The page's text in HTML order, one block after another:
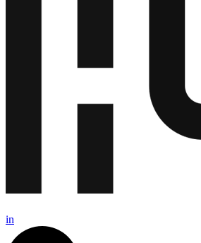
in